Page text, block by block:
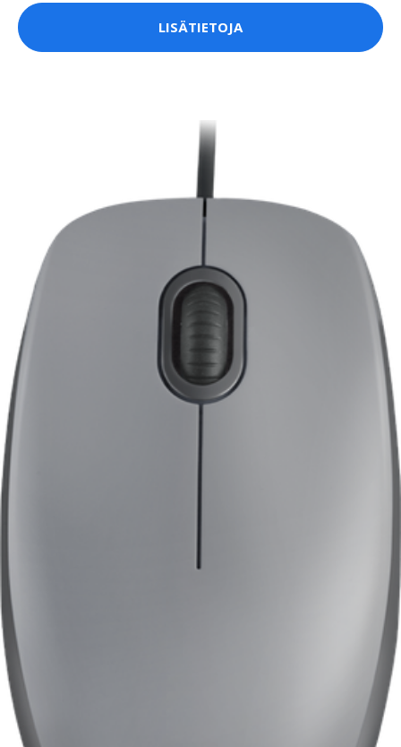
LISÄTIETOJA